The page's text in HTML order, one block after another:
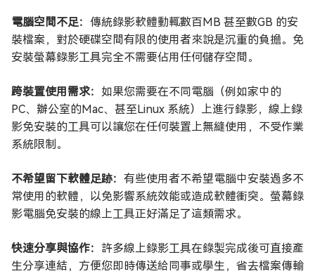
電腦空間不足： 傳統錄影軟體動輒數百MB 甚至數GB 的安
裝檔案，對於硬碟空間有限的使用者來說是沉重的負擔。免
安裝螢幕錄影工具完全不需要佔用任何儲存空間。
跨裝置使用需求： 如果您需要在不同電腦（例如家中的
PC、辦公室的Mac、甚至Linux 系統）上進行錄影，線上錄
影免安裝的工具可以讓您在任何裝置上無縫使用，不受作業
系統限制。
不希望留下軟體足跡： 有些使用者不希望電腦中安裝過多不
常使用的軟體，以免影響系統效能或造成軟體衝突。螢幕錄
影電腦免安裝的線上工具正好滿足了這類需求。
快速分享與協作： 許多線上錄影工具在錄製完成後可直接產
生分享連結，方便您即時傳送給同事或學生，省去檔案傳輸